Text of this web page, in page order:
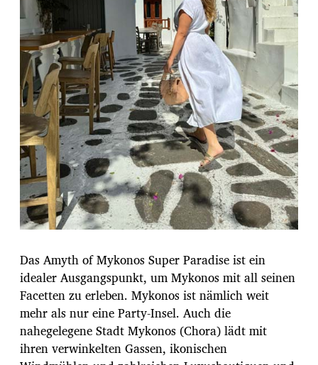
Das Amyth of Mykonos Super Paradise ist ein
idealer Ausgangspunkt, um Mykonos mit all seinen
Facetten zu erleben. Mykonos ist nämlich weit
mehr als nur eine Party-Insel. Auch die
nahegelegene Stadt Mykonos (Chora) lädt mit
ihren verwinkelten Gassen, ikonischen